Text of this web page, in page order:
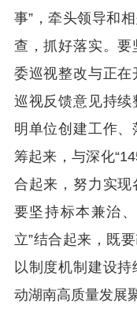
事”，牵头领导和
查，抓好落实。
委巡视整改与正
巡视反馈意见持
明单位创建工作
筹起来，与深化
合起来，努力实现
要坚持标本兼治
立”结合起来，既
以制度机制建设
动湖南高质量发展